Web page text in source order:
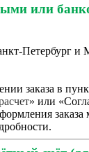
или
Петербург и
заказа в
» или
заказа